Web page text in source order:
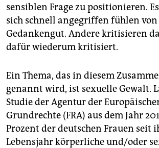
sensiblen Frage zu positionieren.
sich schnell angegriffen fühlen
Gedankengut. Andere kritisieren
dafür wiederum kritisiert.
Ein Thema, das in diesem
genannt wird, ist sexuelle Gewalt.
Studie der Agentur der
Grundrechte (FRA) aus dem Jahr
Prozent der deutschen Frauen seit
Lebensjahr körperliche und/oder